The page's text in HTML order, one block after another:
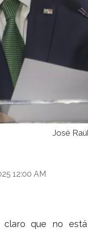
José
12:00 AM
claro que no